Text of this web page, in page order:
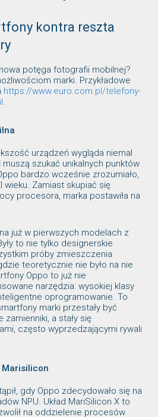
kontra reszta
potęga fotografii mobilnej?
marki. Przykładowe
https://www.euro.com.pl/telefony-
.
urządzeń wygląda niemal
szukać unikalnych punktów
bardzo wcześnie zrozumiało,
wieku. Zamiast skupiać się
procesora, marka postawiła na
już w pierwszych modelach z
to nie tylko designerskie
próby zmieszczenia
teoretycznie nie było na nie
Oppo to już nie
narzędzia: wysokiej klasy
oprogramowanie. To
marki przestały być
a stały się
często wyprzedzającymi rywali
Marisilicon
gdy Oppo zdecydowało się na
NPU. Układ MariSilicon X to
na oddzielenie procesów